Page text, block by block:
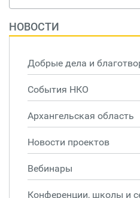
НОВОСТИ
Добрые дела и
События НКО
Архангельская область
Новости проектов
Вебинары
Конференции, школы и